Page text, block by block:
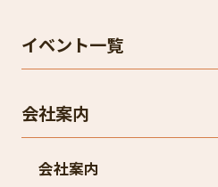
イベント一覧
会社案内
会社案内